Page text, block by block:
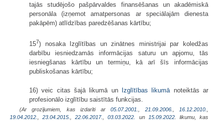
tajās studējošo pašpārvaldes finansēšanas un akadēmiskā
personāla (izņemot amatpersonas ar speciālajām dienesta
pakāpēm) atlīdzības paredzēšanas kārtību;
157) nosaka Izglītības un zinātnes ministrijai par koledžas
darbību iesniedzamās informācijas saturu un apjomu, tās
iesniegšanas kārtību un termiņu, kā arī šīs informācijas
publiskošanas kārtību;
16) veic citas šajā likumā un Izglītības likumānoteiktās ar
profesionālo izglītību saistītās funkcijas.
(Ar grozījumiem, kas izdarīti ar05.07.2001. 21.09.2006. 16.12.2010.
19.04.2012.
,23.04.2015. ,22.06.2017. ,03.03.2022. un 15.09.2022. likumu, kas